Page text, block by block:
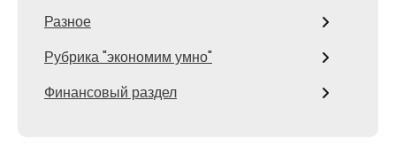
Разное
Рубрика "экономим умно"
Финансовый раздел